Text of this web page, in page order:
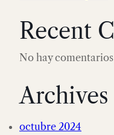
Recent
No hay
Archives
octubre 2024